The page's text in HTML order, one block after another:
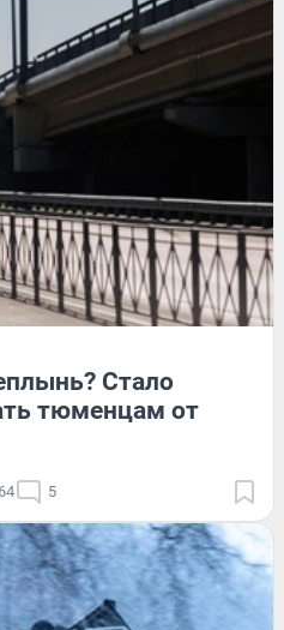
Стало
тюменцам от
5